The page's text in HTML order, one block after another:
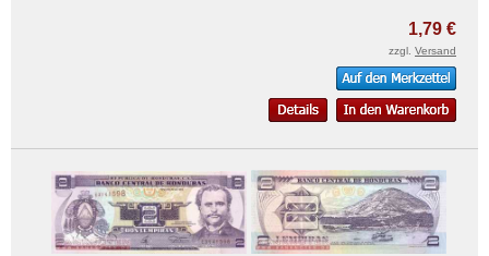
1,79 €
zzgl. Versand